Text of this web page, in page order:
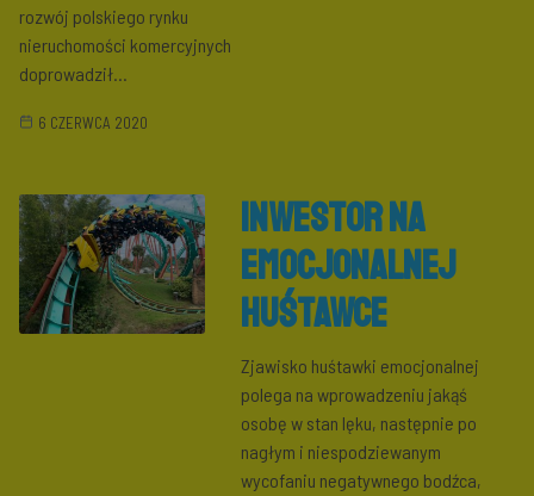
rozwój polskiego rynku
nieruchomości komercyjnych
doprowadził...
6 CZERWCA 2020
Inwestor na
emocjonalnej
huśtawce
Zjawisko huśtawki emocjonalnej
polega na wprowadzeniu jakąś
osobę w stan lęku, następnie po
nagłym i niespodziewanym
wycofaniu negatywnego bodźca,